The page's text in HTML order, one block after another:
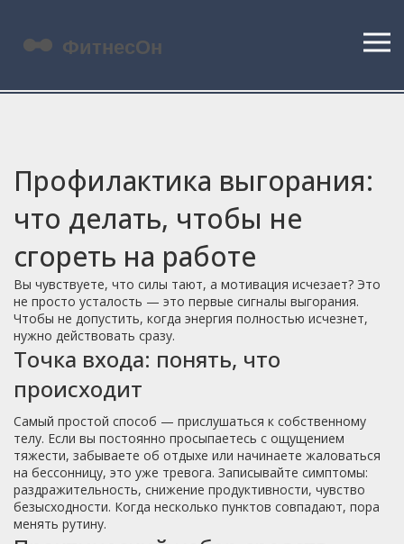
Профилактика выгорания:
что делать, чтобы не
сгореть на работе
Вы чувствуете, что силы тают, а мотивация исчезает? Это
не просто усталость — это первые сигналы выгорания.
Чтобы не допустить, когда энергия полностью исчезнет,
нужно действовать сразу.
Точка входа: понять, что
происходит
Самый простой способ — прислушаться к собственному
телу. Если вы постоянно просыпаетесь с ощущением
тяжести, забываете об отдыхе или начинаете жаловаться
на бессонницу, это уже тревога. Записывайте симптомы:
раздражительность, снижение продуктивности, чувство
безысходности. Когда несколько пунктов совпадают, пора
менять рутину.